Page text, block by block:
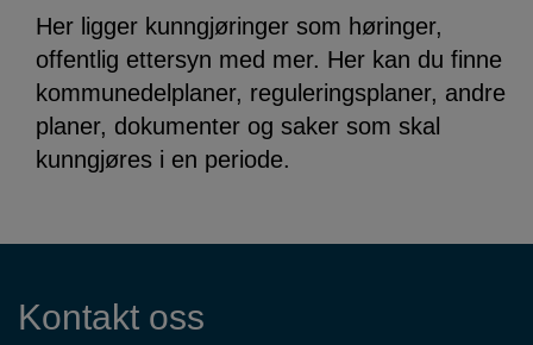
Her ligger kunngjøringer som høringer,
offentlig ettersyn med mer. Her kan du finne
kommunedelplaner, reguleringsplaner, andre
planer, dokumenter og saker som skal
kunngjøres i en periode.
Kontaktinformasjon
Kontakt oss